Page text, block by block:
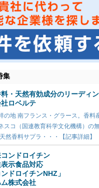
集
・天然有効成分のリーディ
ロベルテ
の地 南フランス・グラース。香料
スコ（国連教育科学文化機構）の
然香料サプラ・・・【記事詳細】
ンドロイチン
示食品対応
ンドロイチンNHZ」
ム株式会社